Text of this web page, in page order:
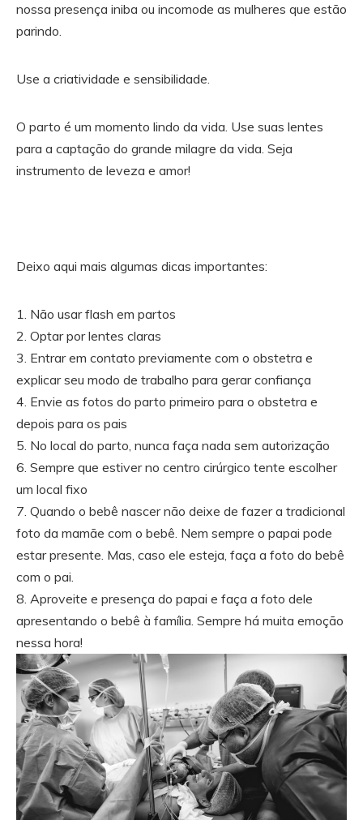
nossa presença iniba ou incomode as mulheres que estão
parindo.
Use a criatividade e sensibilidade.
O parto é um momento lindo da vida. Use suas lentes
para a captação do grande milagre da vida. Seja
instrumento de leveza e amor!
Deixo aqui mais algumas dicas importantes:
1. Não usar flash em partos
2. Optar por lentes claras
3. Entrar em contato previamente com o obstetra e
explicar seu modo de trabalho para gerar confiança
4. Envie as fotos do parto primeiro para o obstetra e
depois para os pais
5. No local do parto, nunca faça nada sem autorização
6. Sempre que estiver no centro cirúrgico tente escolher
um local fixo
7. Quando o bebê nascer não deixe de fazer a tradicional
foto da mamãe com o bebê. Nem sempre o papai pode
estar presente. Mas, caso ele esteja, faça a foto do bebê
com o pai.
8. Aproveite e presença do papai e faça a foto dele
apresentando o bebê à família. Sempre há muita emoção
nessa hora!